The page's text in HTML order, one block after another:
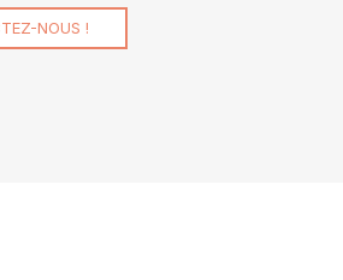
NOUS !